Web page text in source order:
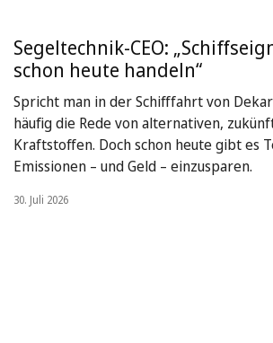
Segeltechnik-CEO:
schon heute handeln“
Spricht man in der Schifffahrt von
häufig die Rede von alternativen,
Kraftstoffen. Doch schon heute gibt es
Emissionen – und Geld – einzusparen.
30. Juli 2026